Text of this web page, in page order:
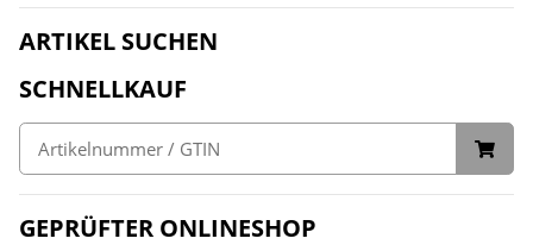
ARTIKEL SUCHEN
SCHNELLKAUF
GEPRÜFTER ONLINESHOP